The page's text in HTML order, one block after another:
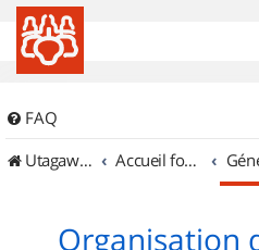
FAQ
UtagawaVTT (Randos VTT et VTTAE avec traces GPS)
Accueil forum
Organisation